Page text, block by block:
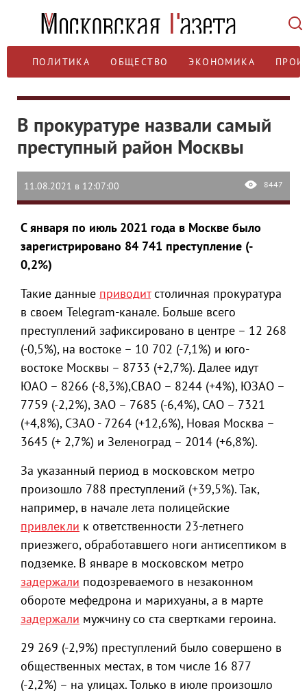
ПОЛИТИКА ОБЩЕСТВО ЭКОНОМИКА
В прокуратуре назвали самый
преступный район Москвы
11.08.2021 в 12:07:00 8447
С января по июль 2021 года в Москве было
зарегистрировано 84 741 преступление (-
0,2%)
Такие данные приводитстоличная прокуратура
в своем Telegram-канале. Больше всего
преступлений зафиксировано в центре – 12 268
(-0,5%), на востоке – 10 702 (-7,1%) и юго-
востоке Москвы – 8733 (+2,7%). Далее идут
ЮАО – 8266 (-8,3%),СВАО – 8244 (+4%), ЮЗАО –
7759 (-2,2%), ЗАО – 7685 (-6,4%), САО – 7321
(+4,8%), СЗАО - 7264 (+12,6%), Новая Москва –
3645 (+ 2,7%) и Зеленоград – 2014 (+6,8%).
За указанный период в московском метро
произошло 788 преступлений (+39,5%). Так,
например, в начале лета полицейские
привлекли к ответственности 23-летнего
приезжего, обработавшего ноги антисептиком в
подземке. В январе в московском метро
задержали подозреваемого в незаконном
обороте мефедрона и марихуаны, а в марте
задержали мужчину со ста свертками героина.
29 269 (-2,9%) преступлений было совершено в
общественных местах, в том числе 16 877
(-2,2%) – на улицах. Только в июле произошло